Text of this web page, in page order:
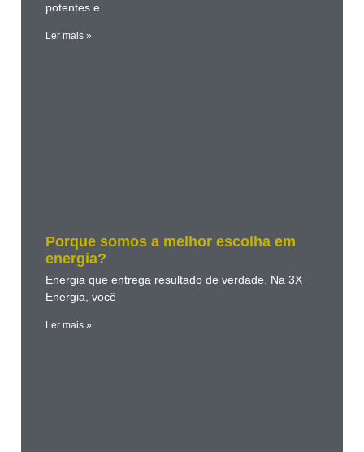
potentes e
Ler mais »
Porque somos a melhor escolha em
energia?
Energia que entrega resultado de verdade. Na 3X
Energia, você
Ler mais »